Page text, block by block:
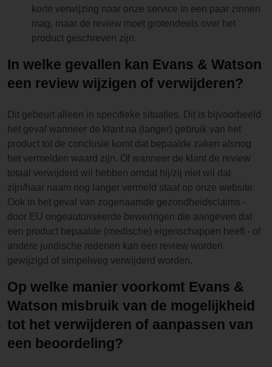
korte verwijzing naar onze service in een paar zinnen
mag, maar de review moet grotendeels over het
product geschreven zijn.
In welke gevallen kan Evans & Watson
een review wijzigen of verwijderen?
Dit gebeurt alleen in specifieke situaties. Dit is bijvoorbeeld
het geval wanneer de klant na (langer) gebruik van het
product tot de conclusie komt dat bepaalde zaken alsnog
het vermelden waard zijn. Of wanneer de klant de review
totaal verwijderd wil hebben omdat hij/zij niet wil dat
zijn/haar naam nog langer vermeld staat op onze website.
Ook in het geval van zogenaamde gezondheidsclaims -
door EU ongeautoriseerde beweringen die aangeven dat
een product bepaalde (medische) eigenschappen heeft - of
andere juridische redenen kan een review worden
gewijzigd of simpelweg verwijderd worden.
Op welke manier voorkomt Evans &
Watson misbruik van de mogelijkheid
tot het verwijderen of aanpassen van
een beoordeling?